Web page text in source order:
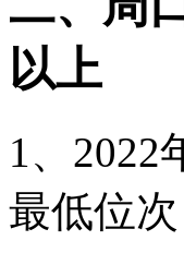
以上
1、2022
最低位次